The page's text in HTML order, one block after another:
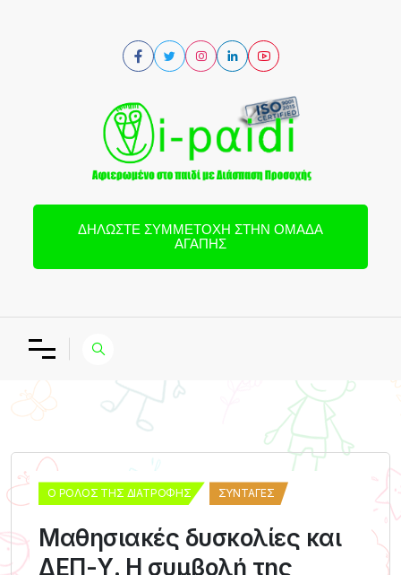
ΔΗΛΏΣΤΕ ΣΥΜΜΕΤΟΧΉ ΣΤΗΝ ΟΜΆΔΑ
ΑΓΆΠΗΣ
Ο ΡΌΛΟΣ ΤΗΣ ΔΙΑΤΡΟΦΉΣ ΣΥΝΤΑΓΈΣ
Μαθησιακές δυσκολίες και
ΔΕΠ-Υ. Η συμβολή της